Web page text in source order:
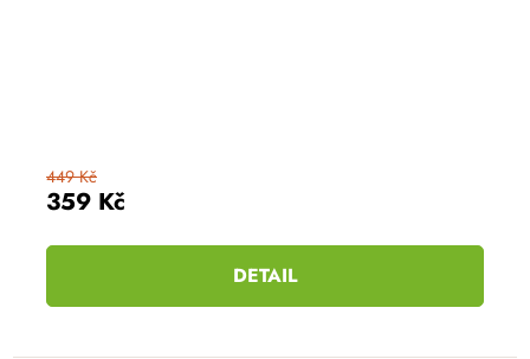
359 Kč
449 Kč
DETAIL